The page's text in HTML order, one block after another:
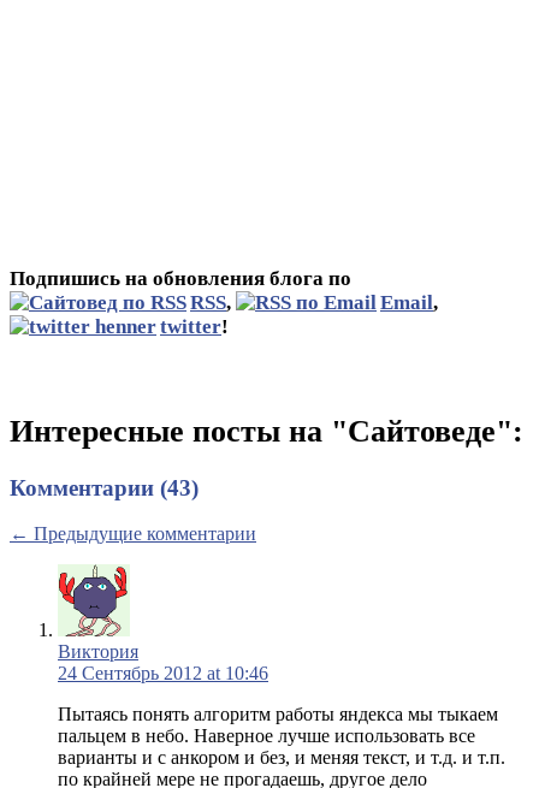
Подпишись на обновления блога по
RSS, Email,
twitter!
Интересные посты на "Сайтоведе":
Комментарии (43)
← Предыдущие комментарии
Виктория
24 Сентябрь 2012 at 10:46
Пытаясь понять алгоритм работы яндекса мы тыкаем
пальцем в небо. Наверное лучше использовать все
варианты и с анкором и без, и меняя текст, и т.д. и т.п.
по крайней мере не прогадаешь, другое дело